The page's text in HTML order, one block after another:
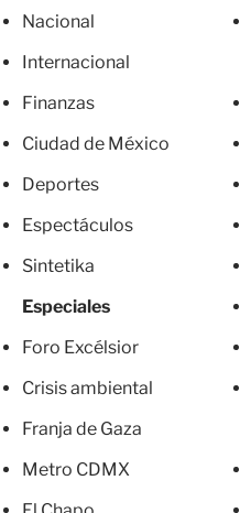
Nacional
Internacional
Finanzas
Ciudad de México
Deportes
Espectáculos
Sintetika
Especiales
Foro Excélsior
Crisis ambiental
Franja de Gaza
Metro CDMX